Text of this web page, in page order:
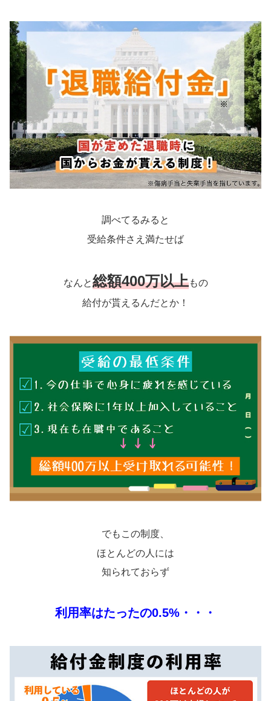
調べてるみると
受給条件さえ満たせば
なんと総額400万以上もの
給付が貰えるんだとか！
でもこの制度、
ほとんどの人には
知られておらず
利用率はたったの0.5%・・・